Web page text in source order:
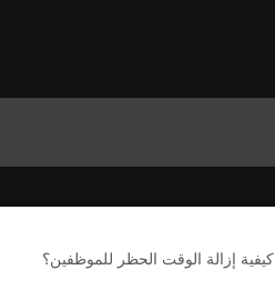
كيفية إزالة الوقت الحظر للموظفين؟